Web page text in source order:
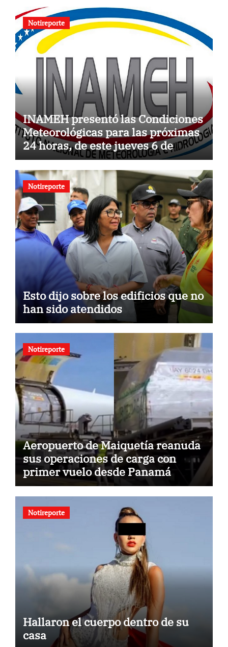
Notireporte
INAMEH presentó las Condiciones
Meteorológicas para las próximas
24 horas, de este jueves 6 de
agosto 2026
Notireporte
Esto dijo sobre los edificios que no
han sido atendidos
Notireporte
Aeropuerto de Maiquetía reanuda
sus operaciones de carga con
primer vuelo desde Panamá
Notireporte
Hallaron el cuerpo dentro de su
casa